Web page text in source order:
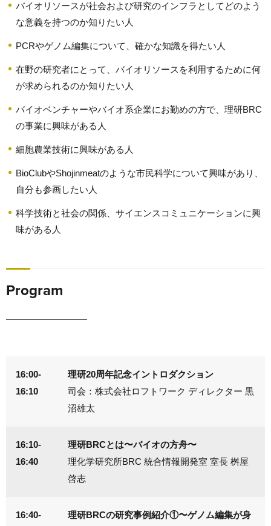
バイオリソースが社会および研究のインフラとしてどのよう
な意義を持つのか知りたい人
PCRやゲノム編集について、確かな知識を得たい人
在野の研究者にとって、バイオリソースを利用するために何
が求められるのか知りたい人
バイオベンチャーやバイオ系企業にお勤めの方で、理研BRC
の事業に興味がある人
細胞農業技術に興味がある人
BioClubやShojinmeatのような市民科学について興味があり、
自分も参画したい人
科学技術と社会の関係、サイエンスコミュニケーションに興
味がある人
Program
16:00-
16:10
理研20周年記念イントロダクション
司会：株式会社ロフトワーク ディレクター 黒
沼雄太
16:10-
16:40
理研BRCとは〜バイオの方舟〜
理化学研究所BRC 統合情報開発室 室長 桝屋
啓志
16:40-
理研BRCの研究事例紹介①〜ゲノム編集が身